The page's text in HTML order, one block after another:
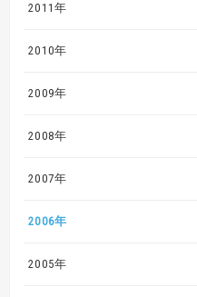
2011年
2010年
2009年
2008年
2007年
2006年
2005年